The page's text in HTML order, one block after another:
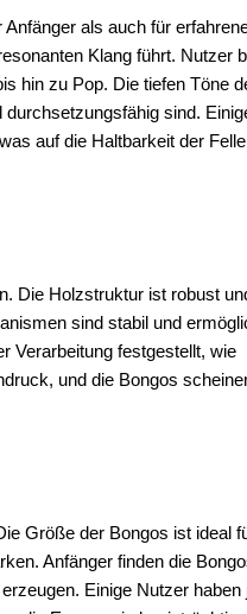
als auch für
Klang führt. Nutzer
hin zu Pop. Die tiefen Töne
sind.
auf die Haltbarkeit der Felle
Die Holzstruktur ist robust
sind stabil und
Verarbeitung festgestellt, wie
und die Bongos
Größe der Bongos ist ideal
Anfänger finden die
Einige Nutzer haben